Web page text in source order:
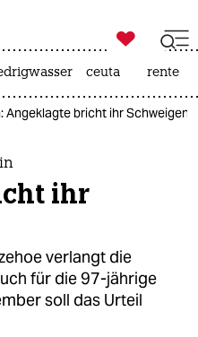

taz zahl ich
ceuta rente
Angeklagte bricht ihr Schweigen
ihr
verlangt die
für die 97-jährige
soll das Urteil